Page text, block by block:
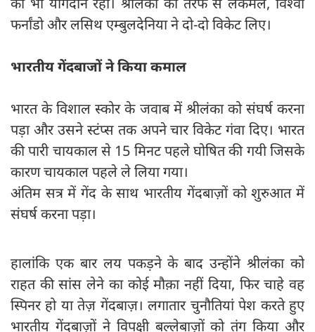
फर्नांडो और लसिथ एम्बुलदेनिया ने दो-दो विकेट लिए।
भारतीय गेंदबाजों ने किया कमाल
भारत के विशाल स्कोर के जवाब में श्रीलंका को संघर्ष करना
पड़ा और उसने स्टंप्स तक अपने चार विकेट गंवा दिए। भारत
की पारी चायकाल से 15 मिनट पहले घोषित की गयी जिसके
कारण चायकाल पहले ले लिया गया।
अंतिम सत्र में गेंद के साथ भारतीय गेंदबाज़ों को शुरुआत में
संघर्ष करना पड़ा।
हालांकि एक बार लय पकड़ने के बाद उन्होंने श्रीलंका को
राहत की सांस लेने का कोई मौक़ा नहीं दिया, फिर चाहे वह
स्पिनर हो या तेज़ गेंदबाज़। लगातार चुनौतियां पेश करते हुए
भारतीय गेंदबाज़ों ने विपक्षी बल्लेबाज़ों को तंग किया और